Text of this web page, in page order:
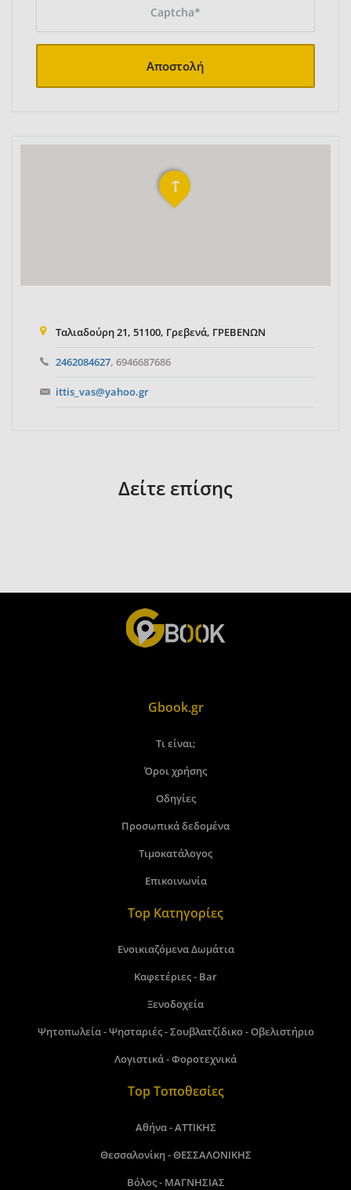
Αποστολή
Ταλιαδούρη 21, 51100, Γρεβενά, ΓΡΕΒΕΝΩΝ
2462084627, 6946687686
ittis_vas@yahoo.gr
Δείτε επίσης
Gbook.gr
Τι είναι;
Όροι χρήσης
Οδηγίες
Προσωπικά δεδομένα
Τιμοκατάλογος
Επικοινωνία
Top Κατηγορίες
Ενοικιαζόμενα Δωμάτια
Καφετέριες - Bar
Ξενοδοχεία
Ψητοπωλεία - Ψησταριές - Σουβλατζίδικο - Οβελιστήριο
Λογιστικά - Φοροτεχνικά
Top Τοποθεσίες
Αθήνα - ΑΤΤΙΚΗΣ
Θεσσαλονίκη - ΘΕΣΣΑΛΟΝΙΚΗΣ
Βόλος - ΜΑΓΝΗΣΙΑΣ